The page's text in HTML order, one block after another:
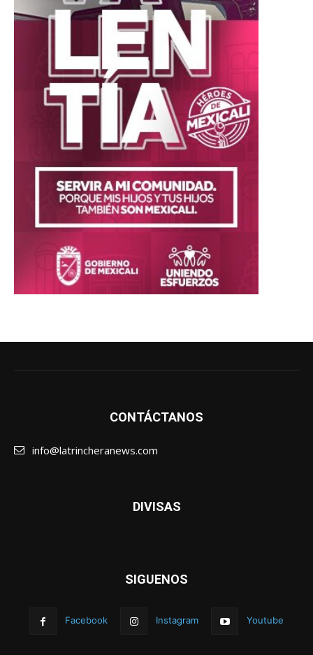
CONTÁCTANOS
info@latrincheranews.com
DIVISAS
SIGUENOS
Facebook Instagram Youtube